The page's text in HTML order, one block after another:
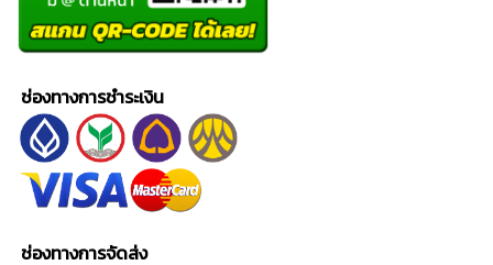
ช่องทางการชำระเงิน
ช่องทางการจัดส่ง